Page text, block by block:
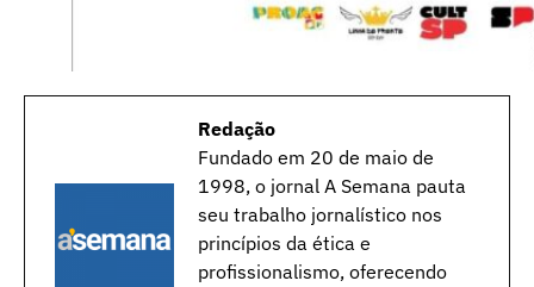
Redação
Fundado em 20 de maio de
1998, o jornal A Semana pauta
seu trabalho jornalístico nos
princípios da ética e
profissionalismo, oferecendo